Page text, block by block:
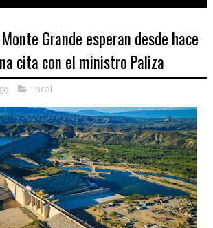
Grande esperan desde hace
cita con el ministro Paliza
Local